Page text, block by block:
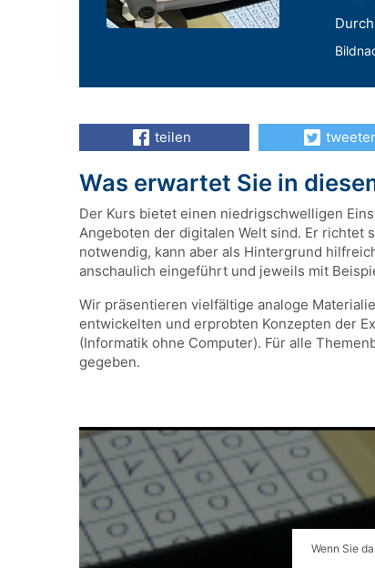
teilen
Was erwartet Sie in
Der Kurs bietet einen niedrigschwelligen
Angeboten der digitalen Welt sind. Er richtet
notwendig, kann aber als Hintergrund
anschaulich eingeführt und jeweils mit
Wir präsentieren vielfältige analoge
entwickelten und erprobten Konzepten der
(Informatik ohne Computer). Für alle
gegeben.
Wenn Sie